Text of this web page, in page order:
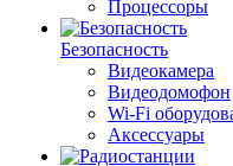
Процессоры
Безопасность
Видеокамера
Видеодомофон
Wi-Fi
Аксессуары